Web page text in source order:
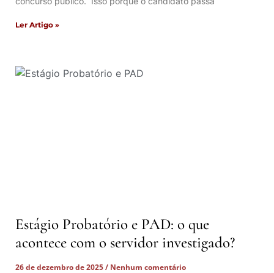
Ler Artigo »
Estágio Probatório e PAD: o que
acontece com o servidor investigado?
26 de dezembro de 2025
Nenhum comentário